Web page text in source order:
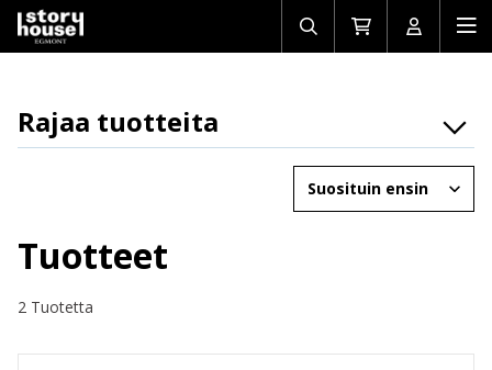
Avaa/sulje
haku
Siirry
ostoskoriin
Avaa/
Rajaa tuotteita
Osasto
Tuotemuoto
Järjestä
Tuotteet
2 Tuotetta